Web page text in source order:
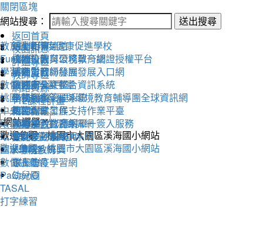
關閉區塊
網站搜尋：
送出搜尋
返回首頁
校園訊息
活動相簿
校內公告
活動影音
教務處
學務處
總務處
輔導室
會計室
人事室
家長會
幼兒園
評鑑專區
111學年度健康促進學校
永續校園與環境教育網
溪海愛閱粉絲團
交通安全評鑑
午餐評鑑
衛生保健工作
人權法治教育網
替代役評鑑網頁
教師專區
線上朝會連結
桃園市教育公務單一認證授權平台
桃園市教師發展發展入口網
桃園市公文整合資訊系統
全國圖書管理系統
教師專業發展支持作業平臺
教育部教育體系單一簽入服務
雲端差勤系統
X學務系統
線上防疫學習網
網路資源
教育雲
Fun學王
學習吧
數位閱讀學習平臺
桃園市永續發展與環境教育輔導團全球資訊網
中央氣象局
環保署綠色生活資訊網
環境教育管理資訊系統
國家環境教育獎
數位讀寫網
PaGamO
TASAL
打字練習
112課程計畫
歡迎參觀：桃園市大園區溪海國小網站
歡迎參觀：桃園市大園區溪海國小網站